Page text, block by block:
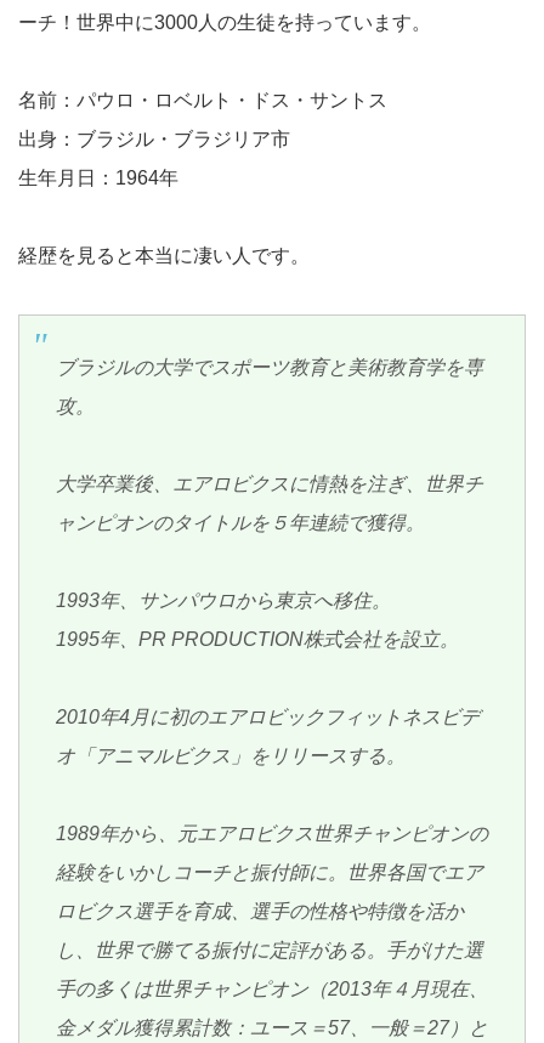
ーチ！世界中に3000人の生徒を持っています。
名前：パウロ・ロベルト・ドス・サントス
出身：ブラジル・ブラジリア市
生年月日：1964年
経歴を見ると本当に凄い人です。
ブラジルの大学でスポーツ教育と美術教育学を専
攻。
大学卒業後、エアロビクスに情熱を注ぎ、世界チ
ャンピオンのタイトルを５年連続で獲得。
1993年、サンパウロから東京へ移住。
1995年、PR PRODUCTION株式会社を設立。
2010年4月に初のエアロビックフィットネスビデ
オ「アニマルビクス」をリリースする。
1989年から、元エアロビクス世界チャンピオンの
経験をいかしコーチと振付師に。世界各国でエア
ロビクス選手を育成、選手の性格や特徴を活か
し、世界で勝てる振付に定評がある。手がけた選
手の多くは世界チャンピオン（2013年４月現在、
金メダル獲得累計数：ユース＝57、一般＝27）と